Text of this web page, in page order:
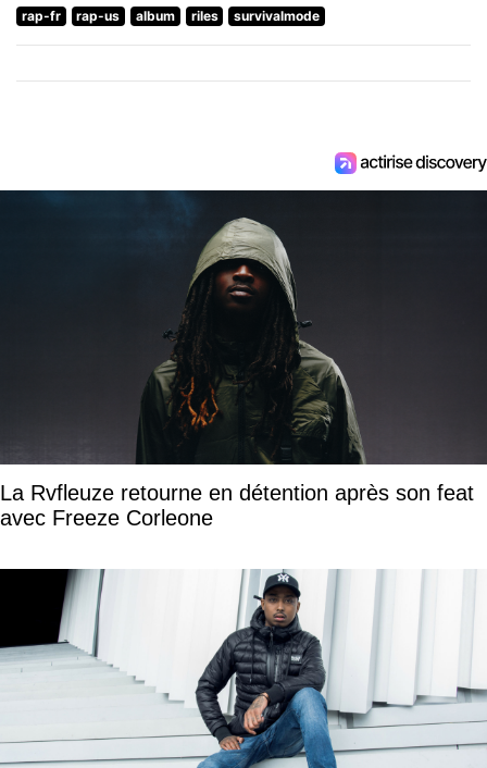
rap-fr rap-us album riles survivalmode
La Rvfleuze retourne en détention après son feat
avec Freeze Corleone